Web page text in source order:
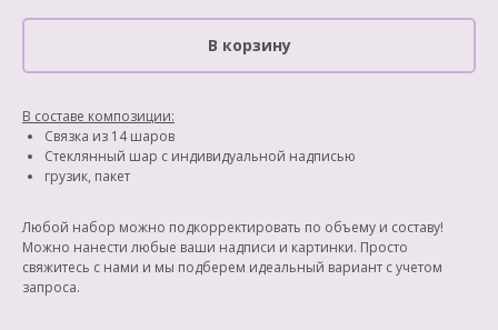
В корзину
В составе композиции:
Cвязка из 14 шаров
Стеклянный шар с индивидуальной надписью
грузик, пакет
Любой набор можно подкорректировать по объему и составу!
Можно нанести любые ваши надписи и картинки. Просто
свяжитесь с нами и мы подберем идеальный вариант с учетом
запроса.